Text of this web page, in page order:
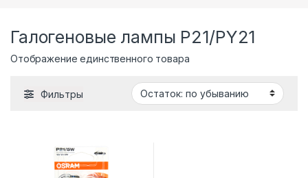
Галогеновые лампы P21/PY21
Отображение единственного товара
Фильтры